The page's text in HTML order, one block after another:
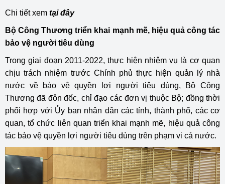
Chi tiết xem tại đây
Bộ Công Thương triển khai mạnh mẽ, hiệu quả công tác
bảo vệ người tiêu dùng
Trong giai đoạn 2011-2022, thực hiện nhiệm vụ là cơ quan
chịu trách nhiệm trước Chính phủ thực hiện quản lý nhà
nước về bảo vệ quyền lợi người tiêu dùng, Bộ Công
Thương đã đôn đốc, chỉ đạo các đơn vị thuộc Bộ; đồng thời
phối hợp với Ủy ban nhân dân các tỉnh, thành phố, các cơ
quan, tổ chức liên quan triển khai mạnh mẽ, hiệu quả công
tác bảo vệ quyền lợi người tiêu dùng trên phạm vi cả nước.